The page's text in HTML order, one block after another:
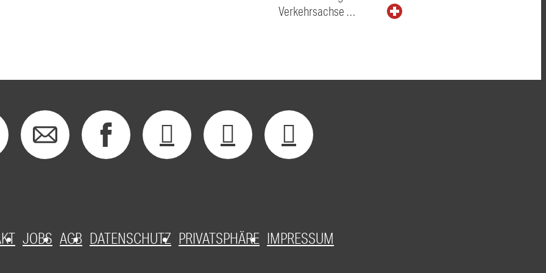
Verkehrsachse …
JOBS AGB DATENSCHUTZ PRIVATSPHÄRE IMPRESSUM